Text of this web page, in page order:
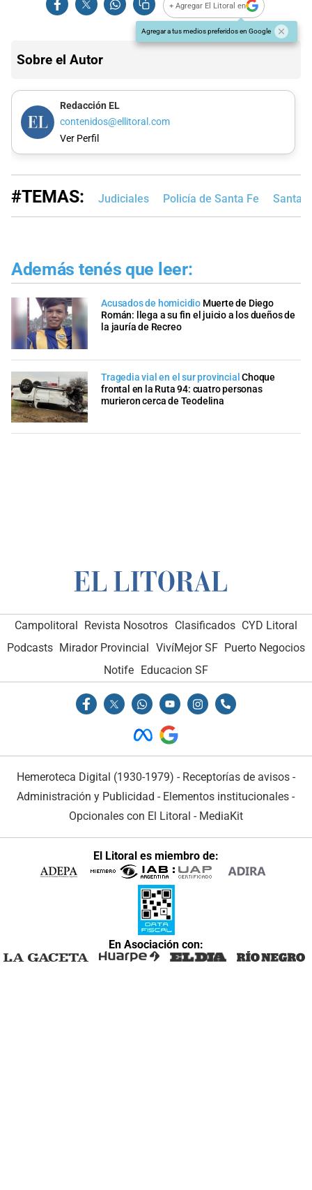
+ Agregar El Litoral en
Agregar a tus medios preferidos en Google
Sobre el Autor
Redacción EL
contenidos@ellitoral.com
Ver Perfil
#TEMAS: Judiciales Policía de Santa Fe Santa
Además tenés que leer:
Acusados de homicidio Muerte de Diego
Román: llega a su fin el juicio a los dueños de
la jauría de Recreo
Tragedia vial en el sur provincial Choque
frontal en la Ruta 94: cuatro personas
murieron cerca de Teodelina
Campolitoral Revista Nosotros Clasificados CYD Litoral
Podcasts Mirador Provincial VivíMejor SF Puerto Negocios
Notife Educacion SF
Hemeroteca Digital (1930-1979) - Receptorías de avisos -
Administración y Publicidad - Elementos institucionales -
Opcionales con El Litoral - MediaKit
El Litoral es miembro de:
En Asociación con: